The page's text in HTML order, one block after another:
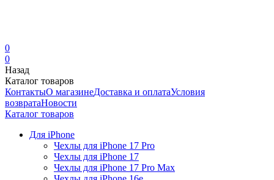
0
0
Назад
Каталог товаров
КонтактыО магазинеДоставка и оплатаУсловия
возвратаНовости
Каталог товаров
Для iPhone
Чехлы для iPhone 17 Pro
Чехлы для iPhone 17
Чехлы для iPhone 17 Pro Max